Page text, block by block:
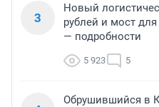
3
Новый
рублей и мост для
— подробности
5 923 5
Обрушившийся в